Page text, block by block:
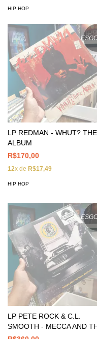
HIP HOP
LP REDMAN - WHUT?
ALBUM
R$170,00
12x de R$17,49
HIP HOP
LP PETE ROCK & C.L.
SMOOTH - MECCA AND
SOUL BROTHER